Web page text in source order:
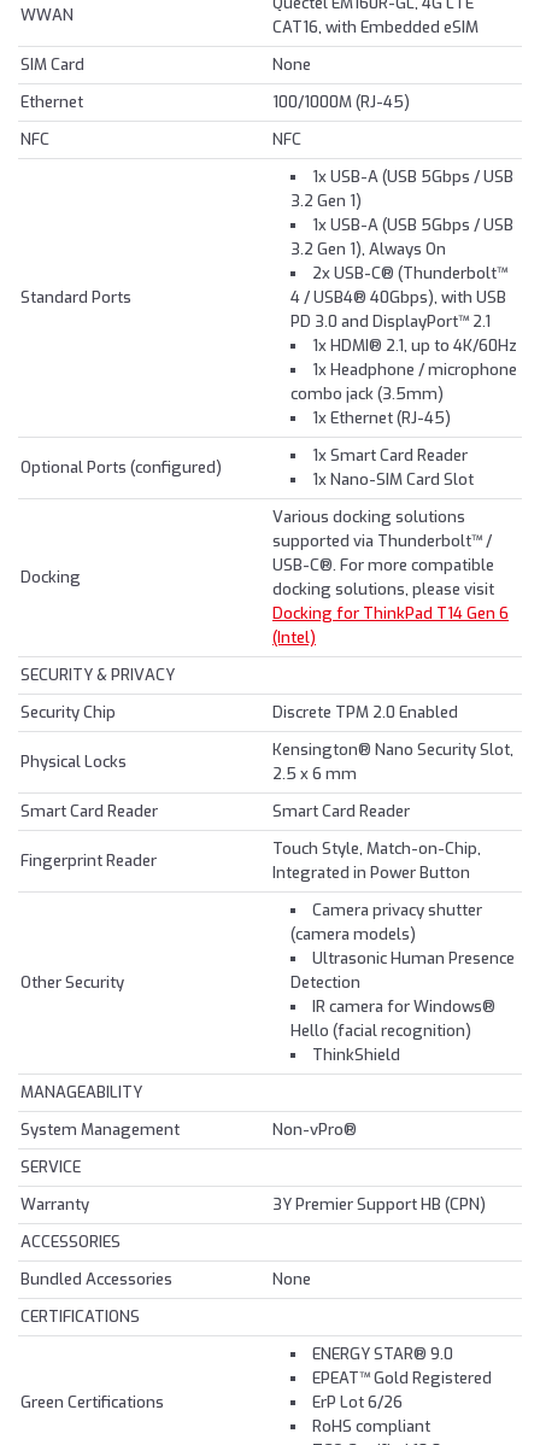
WWAN
CAT16, with Embedded eSIM
SIM Card
None
Ethernet
100/1000M (RJ-45)
NFC
NFC
Standard Ports
1x USB-A (USB 5Gbps / USB
3.2 Gen 1)
1x USB-A (USB 5Gbps / USB
3.2 Gen 1), Always On
2x USB-C® (Thunderbolt™
4 / USB4® 40Gbps), with USB
PD 3.0 and DisplayPort™ 2.1
1x HDMI® 2.1, up to 4K/60Hz
1x Headphone / microphone
combo jack (3.5mm)
1x Ethernet (RJ-45)
Optional Ports (configured)
1x Smart Card Reader
1x Nano-SIM Card Slot
Docking
Various docking solutions
supported via Thunderbolt™ /
USB-C®. For more compatible
docking solutions, please visit
Docking for ThinkPad T14 Gen 6
(Intel)
SECURITY & PRIVACY
Security Chip
Discrete TPM 2.0 Enabled
Physical Locks
Kensington® Nano Security Slot,
2.5 x 6 mm
Smart Card Reader
Smart Card Reader
Fingerprint Reader
Touch Style, Match-on-Chip,
Integrated in Power Button
Other Security
Camera privacy shutter
(camera models)
Ultrasonic Human Presence
Detection
IR camera for Windows®
Hello (facial recognition)
ThinkShield
MANAGEABILITY
System Management
Non-vPro®
SERVICE
Warranty
3Y Premier Support HB (CPN)
ACCESSORIES
Bundled Accessories
None
CERTIFICATIONS
Green Certifications
ENERGY STAR® 9.0
EPEAT™ Gold Registered
ErP Lot 6/26
RoHS compliant